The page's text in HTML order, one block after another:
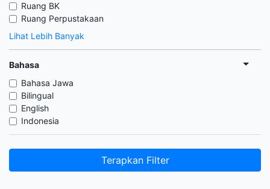
Ruang BK
Ruang Perpustakaan
Lihat Lebih Banyak
Bahasa
Bahasa Jawa
Bilingual
English
Indonesia
Terapkan Filter